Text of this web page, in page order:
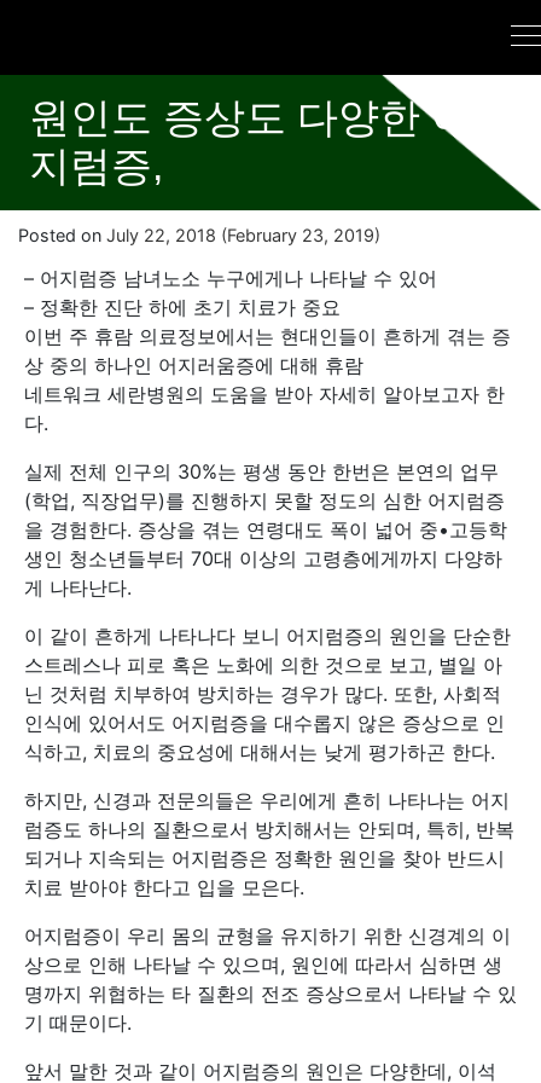
원인도 증상도 다양한 어
지럼증,
Posted on July 22, 2018 (February 23, 2019)
– 어지럼증 남녀노소 누구에게나 나타날 수 있어
– 정확한 진단 하에 초기 치료가 중요
이번 주 휴람 의료정보에서는 현대인들이 흔하게 겪는 증
상 중의 하나인 어지러움증에 대해 휴람
네트워크 세란병원의 도움을 받아 자세히 알아보고자 한
다.
실제 전체 인구의 30%는 평생 동안 한번은 본연의 업무
(학업, 직장업무)를 진행하지 못할 정도의 심한 어지럼증
을 경험한다. 증상을 겪는 연령대도 폭이 넓어 중•고등학
생인 청소년들부터 70대 이상의 고령층에게까지 다양하
게 나타난다.
이 같이 흔하게 나타나다 보니 어지럼증의 원인을 단순한
스트레스나 피로 혹은 노화에 의한 것으로 보고, 별일 아
닌 것처럼 치부하여 방치하는 경우가 많다. 또한, 사회적
인식에 있어서도 어지럼증을 대수롭지 않은 증상으로 인
식하고, 치료의 중요성에 대해서는 낮게 평가하곤 한다.
하지만, 신경과 전문의들은 우리에게 흔히 나타나는 어지
럼증도 하나의 질환으로서 방치해서는 안되며, 특히, 반복
되거나 지속되는 어지럼증은 정확한 원인을 찾아 반드시
치료 받아야 한다고 입을 모은다.
어지럼증이 우리 몸의 균형을 유지하기 위한 신경계의 이
상으로 인해 나타날 수 있으며, 원인에 따라서 심하면 생
명까지 위협하는 타 질환의 전조 증상으로서 나타날 수 있
기 때문이다.
앞서 말한 것과 같이 어지럼증의 원인은 다양한데, 이석